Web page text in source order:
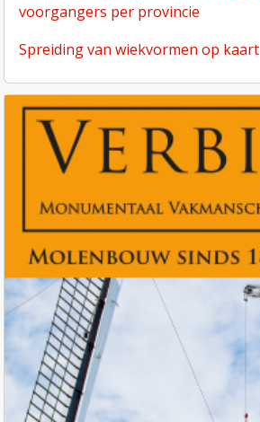
voorgangers per provincie
Spreiding van wiekvormen op kaart